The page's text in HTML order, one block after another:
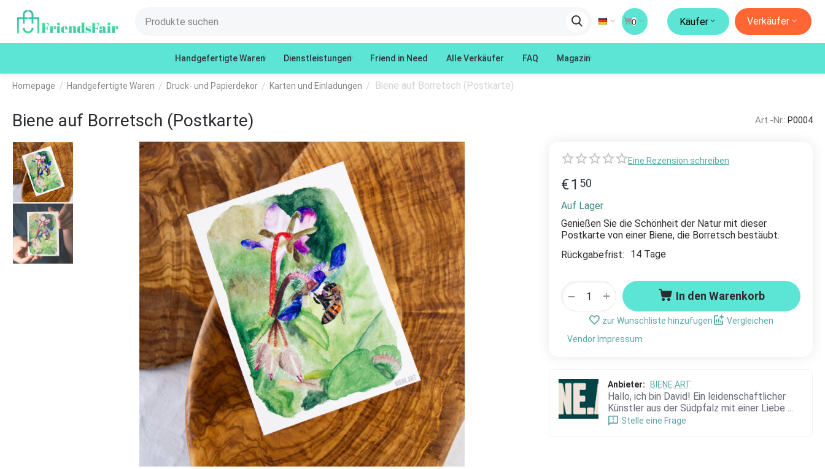
0 Käufer Verkäufer
Handgefertigte Waren Dienstleistungen Friend in Need Alle Verkäufer FAQ Magazin
Homepage / Handgefertigte Waren / Druck- und Papierdekor / Karten und Einladungen / Biene auf Borretsch (Postkarte)
Biene auf Borretsch (Postkarte) Art.-Nr.: P0004
Eine Rezension schreiben
€1 50
Auf Lager
Genießen Sie die Schönheit der Natur mit dieser
Postkarte von einer Biene, die Borretsch bestäubt.
Rückgabefrist:
14 Tage
+
− In den Warenkorb
zur Wunschliste hinzufugen
Vergleichen
Vendor Impressum
Anbieter: BIENE.ART
Hallo, ich bin David! Ein leidenschaftlicher
Künstler aus der Südpfalz mit einer Liebe ...
Stelle eine Frage